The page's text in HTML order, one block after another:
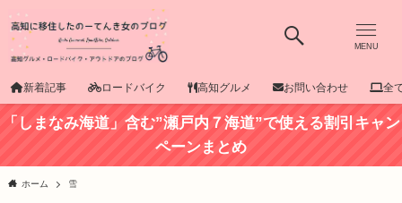
MENU
新着記事 ロードバイク 高知グルメ お問い合わせ 全
「しまなみ海道」含む”瀬戸内７海道”で使える割引キャン
ペーンまとめ
ホーム 雪